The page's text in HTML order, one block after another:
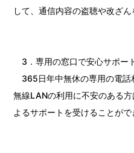
して、通信内容の盗聴や改ざん
3．専用の窓口で安心サポー
365日年中無休の専用の電話
無線LANの利用に不安のある
よるサポートを受けることがで